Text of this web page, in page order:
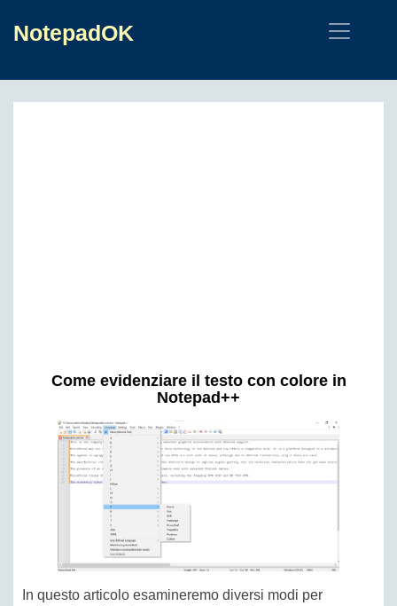
NotepadOK
Come evidenziare il testo con colore in
Notepad++
In questo articolo esamineremo diversi modi per